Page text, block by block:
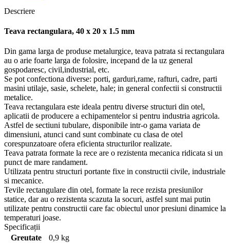
Descriere
Teava rectangulara, 40 x 20 x 1.5 mm
Din gama larga de produse metalurgice, teava patrata si rectangulara
au o arie foarte larga de folosire, incepand de la uz general
gospodaresc, civil,industrial, etc.
Se pot confectiona diverse: porti, garduri,rame, rafturi, cadre, parti
masini utilaje, sasie, schelete, hale; in general confectii si constructii
metalice.
Teava rectangulara este ideala pentru diverse structuri din otel,
aplicatii de producere a echipamentelor si pentru industria agricola.
Astfel de sectiuni tubulare, disponibile intr-o gama variata de
dimensiuni, atunci cand sunt combinate cu clasa de otel
corespunzatoare ofera eficienta structurilor realizate.
Teava patrata formate la rece are o rezistenta mecanica ridicata si un
punct de mare randament.
Utilizata pentru structuri portante fixe in constructii civile, industriale
si mecanice.
Tevile rectangulare din otel, formate la rece rezista presiunilor
statice, dar au o rezistenta scazuta la socuri, astfel sunt mai putin
utilizate pentru constructii care fac obiectul unor presiuni dinamice la
temperaturi joase.
Specificații
Greutate
0,9 kg